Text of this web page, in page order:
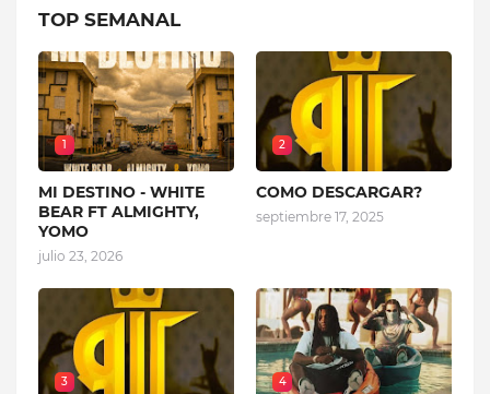
TOP SEMANAL
1
MI DESTINO - WHITE
BEAR FT ALMIGHTY,
YOMO
julio 23, 2026
2
COMO DESCARGAR?
septiembre 17, 2025
3 4